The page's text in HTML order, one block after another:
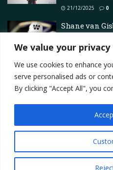
We value your privacy
We use cookies to enhance
serve personalised ads or
By clicking "Accept All", you
21/12/2025 0
Shane van
Invazija
zvono
Contact
Privacy Policy
Terms